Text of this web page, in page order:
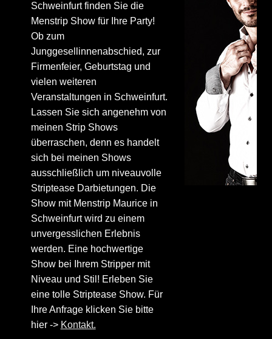
Schweinfurt finden Sie die
Menstrip Show für Ihre Party!
Ob zum
Junggesellinnenabschied, zur
Firmenfeier, Geburtstag und
vielen weiteren
Veranstaltungen in Schweinfurt.
Lassen Sie sich angenehm von
meinen Strip Shows
überraschen, denn es handelt
sich bei meinen Shows
ausschließlich um niveauvolle
Striptease Darbietungen. Die
Show mit Menstrip Maurice in
Schweinfurt wird zu einem
unvergesslichen Erlebnis
werden. Eine hochwertige
Show bei Ihrem Stripper mit
Niveau und Stil! Erleben Sie
eine tolle Striptease Show. Für
Ihre Anfrage klicken Sie bitte
hier -> Kontakt.